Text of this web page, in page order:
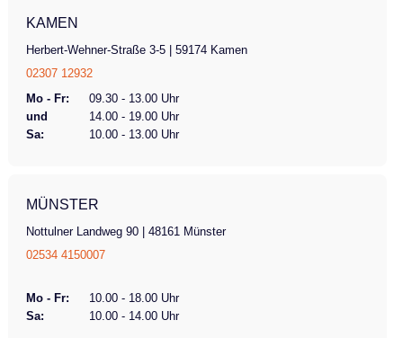
KAMEN
Herbert-Wehner-Straße 3-5 | 59174 Kamen
02307 12932
Mo - Fr:
09.30 - 13.00 Uhr
und
14.00 - 19.00 Uhr
Sa:
10.00 - 13.00 Uhr
MÜNSTER
Nottulner Landweg 90 | 48161 Münster
02534 4150007
Mo - Fr:
10.00 - 18.00 Uhr
Sa:
10.00 - 14.00 Uhr